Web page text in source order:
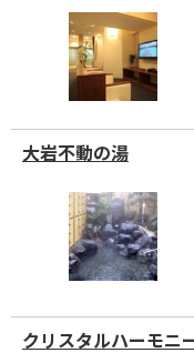
大岩不動の湯
クリスタルハーモニ